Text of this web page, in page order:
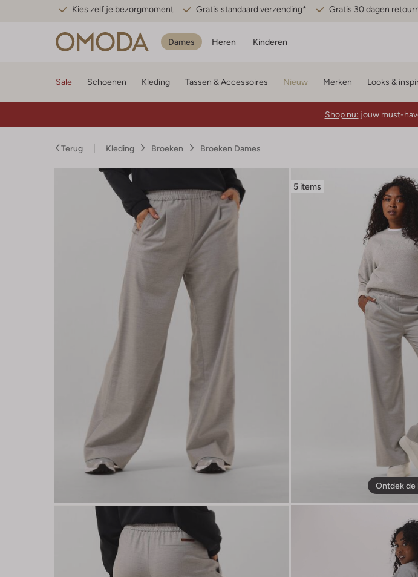
Kies zelf je bezorgmoment Gratis standaard verzending* Gratis 30 dagen
Dames Heren Kinderen
Sale Schoenen Kleding Tassen & Accessoires Nieuw Merken Looks &
Shop nu: jouw must-
Terug Kleding Broeken Broeken Dames
5 items
Ontdek de